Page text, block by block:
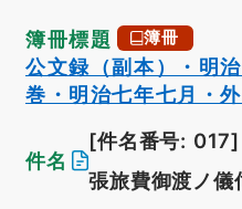
簿冊標題 簿冊
公文録（副本）・明
巻・明治七年七月・
件名
[件名番号: 017]
張旅費御渡ノ儀